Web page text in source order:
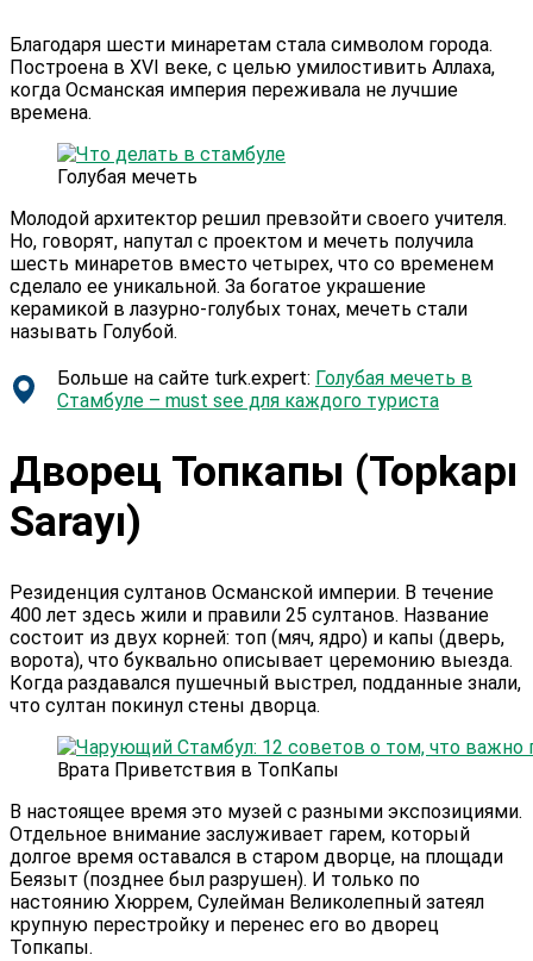
Благодаря шести минаретам стала символом города.
Построена в XVI веке, с целью умилостивить Аллаха,
когда Османская империя переживала не лучшие
времена.
Голубая мечеть
Молодой архитектор решил превзойти своего учителя.
Но, говорят, напутал с проектом и мечеть получила
шесть минаретов вместо четырех, что со временем
сделало ее уникальной. За богатое украшение
керамикой в лазурно-голубых тонах, мечеть стали
называть Голубой.
Больше на сайте turk.expert: Голубая мечеть в
Стамбуле – must see для каждого туриста
Дворец Топкапы (Topkapı
Sarayı)
Резиденция султанов Османской империи. В течение
400 лет здесь жили и правили 25 султанов. Название
состоит из двух корней: топ (мяч, ядро) и капы (дверь,
ворота), что буквально описывает церемонию выезда.
Когда раздавался пушечный выстрел, подданные знали,
что султан покинул стены дворца.
Врата Приветствия в ТопКапы
В настоящее время это музей с разными экспозициями.
Отдельное внимание заслуживает гарем, который
долгое время оставался в старом дворце, на площади
Беязыт (позднее был разрушен). И только по
настоянию Хюррем, Сулейман Великолепный затеял
крупную перестройку и перенес его во дворец
Топкапы.